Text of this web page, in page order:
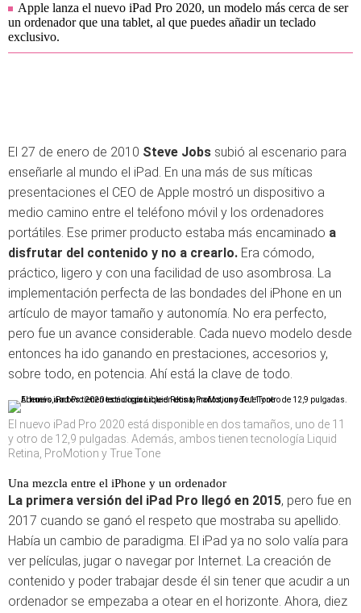
Apple lanza el nuevo iPad Pro 2020, un modelo más cerca de ser
un ordenador que una tablet, al que puedes añadir un teclado
exclusivo.
El 27 de enero de 2010 Steve Jobs subió al escenario para
enseñarle al mundo el iPad. En una más de sus míticas
presentaciones el CEO de Apple mostró un dispositivo a
medio camino entre el teléfono móvil y los ordenadores
portátiles. Ese primer producto estaba más encaminado a
disfrutar del contenido y no a crearlo. Era cómodo,
práctico, ligero y con una facilidad de uso asombrosa. La
implementación perfecta de las bondades del iPhone en un
artículo de mayor tamaño y autonomía. No era perfecto,
pero fue un avance considerable. Cada nuevo modelo desde
entonces ha ido ganando en prestaciones, accesorios y,
sobre todo, en potencia. Ahí está la clave de todo.
El nuevo iPad Pro 2020 está disponible en dos tamaños, uno de 11
y otro de 12,9 pulgadas. Además, ambos tienen tecnología Liquid
Retina, ProMotion y True Tone
Una mezcla entre el iPhone y un ordenador
La primera versión del iPad Pro llegó en 2015, pero fue en
2017 cuando se ganó el respeto que mostraba su apellido.
Había un cambio de paradigma. El iPad ya no solo valía para
ver películas, jugar o navegar por Internet. La creación de
contenido y poder trabajar desde él sin tener que acudir a un
ordenador se empezaba a otear en el horizonte. Ahora, diez